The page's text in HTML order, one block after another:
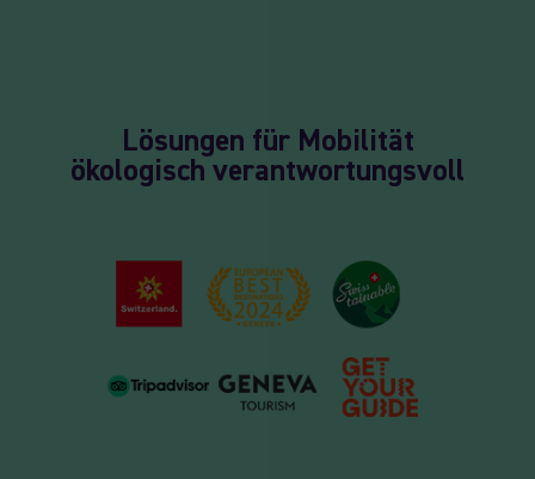
Lösungen für Mobilität
ökologisch verantwortungsvoll